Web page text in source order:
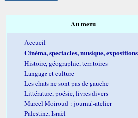
Au menu
Accueil
Cinéma, spectacles, musique, expositions
Histoire, géographie, territoires
Langage et culture
Les chats ne sont pas de gauche
Littérature, poésie, livres divers
Marcel Moiroud : journal-atelier
Palestine, Israël